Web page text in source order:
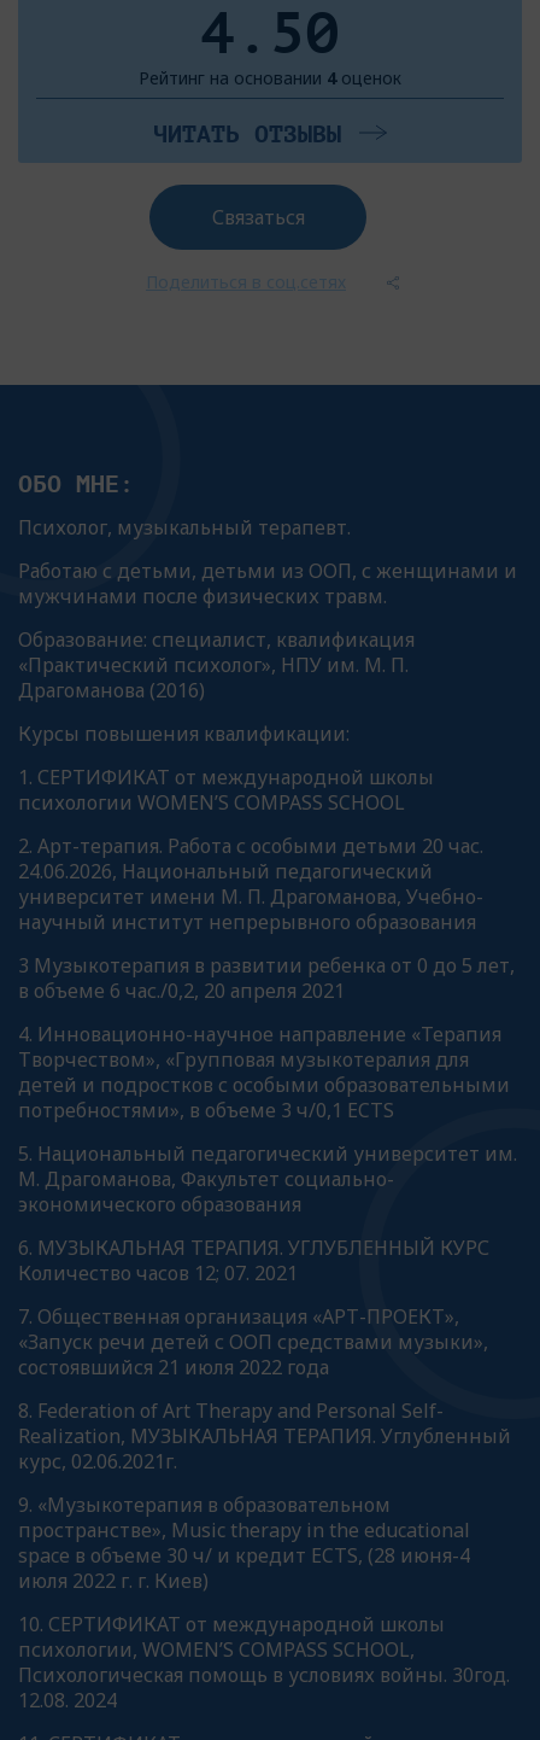
4.50
Рейтинг на основании 4оценок
ЧИТАТЬ ОТЗЫВЫ
Связаться
Поделиться в соц.сетях
ОБО МНЕ:
Психолог, музыкальный терапевт.
Работаю с детьми, детьми из ООП, с женщинами и
мужчинами после физических травм.
Образование: специалист, квалификация
«Практический психолог», НПУ им. М. П.
Драгоманова (2016)
Курсы повышения квалификации:
1. СЕРТИФИКАТ от международной школы
психологии WOMEN’S COMPASS SCHOOL
2. Арт-терапия. Работа с особыми детьми 20 час.
24.06.2026, Национальный педагогический
университет имени М. П. Драгоманова, Учебно-
научный институт непрерывного образования
3 Музыкотерапия в развитии ребенка от 0 до 5 лет,
в объеме 6 час./0,2, 20 апреля 2021
4. Инновационно-научное направление «Терапия
Творчеством», «Групповая музыкотералия для
детей и подростков с особыми образовательными
потребностями», в объеме 3 ч/0,1 ECTS
5. Национальный педагогический университет им.
М. Драгоманова, Факультет социально-
экономического образования
6. МУЗЫКАЛЬНАЯ ТЕРАПИЯ. УГЛУБЛЕННЫЙ КУРС
Количество часов 12; 07. 2021
7. Общественная организация «АРТ-ПРОЕКТ»,
«Запуск речи детей с ООП средствами музыки»,
состоявшийся 21 июля 2022 года
8. Federation of Art Therapy and Personal Self-
Realization, МУЗЫКАЛЬНАЯ ТЕРАПИЯ. Углубленный
курс, 02.06.2021г.
9. «Музыкотерапия в образовательном
пространстве», Music therapy in the educational
space в объеме 30 ч/ и кредит ECTS, (28 июня-4
июля 2022 г. г. Киев)
10. СЕРТИФИКАТ от международной школы
психологии, WOMEN’S COMPASS SCHOOL,
Психологическая помощь в условиях войны. 30год.
12.08. 2024